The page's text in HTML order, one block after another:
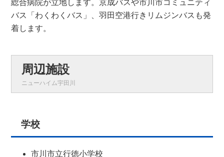
総合病院が立地します。京成バスや市川市コミュニティ
バス「わくわくバス」、羽田空港行きリムジンバスも発
着します。
周辺施設
ニューハイム宇田川
学校
市川市立行徳小学校